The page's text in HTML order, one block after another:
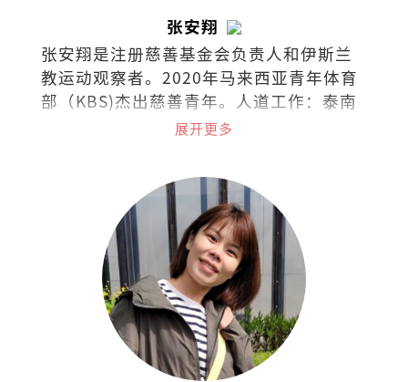
张安翔
张安翔是注册慈善基金会负责人和伊斯兰
教运动观察者。2020年马来西亚青年体育
部（KBS)杰出慈善青年。人道工作：泰南
边界（2016）、克斯巴扎-孟加拉
其（2019）、台湾（2023）、尼泊尔
（2024）和约旦（2024）。
展开更多